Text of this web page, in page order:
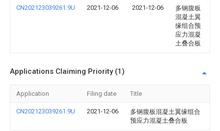
CN202123039261.9U 2021-12-06 2021-12-06
多钢腹板
混凝土翼
缘组合预
应力混凝
土叠合板
Applications Claiming Priority (1)
Application Filing date Title
CN202123039261.9U 2021-12-06
多钢腹板混凝土翼缘组合
预应力混凝土叠合板